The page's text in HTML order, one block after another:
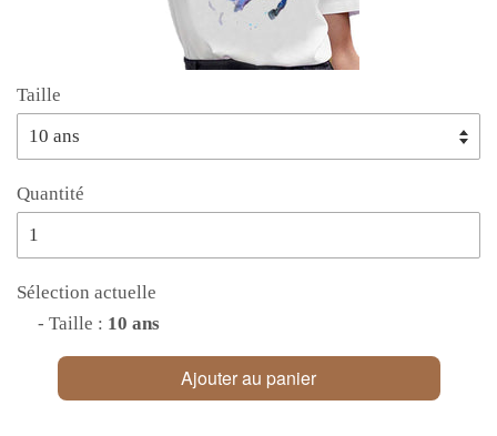
Taille
Quantité
Sélection actuelle
- Taille : 10 ans
Ajouter au panier